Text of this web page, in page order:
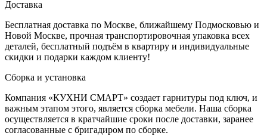
Доставка
Бесплатная доставка по Москве, ближайшему Подмосковью и
Новой Москве, прочная транспортировочная упаковка всех
деталей, бесплатный подъём в квартиру и индивидуальные
скидки и подарки каждом клиенту!
Сборка и установка
Компания «КУХНИ СМАРТ» создает гарнитуры под ключ, и
важным этапом этого, является сборка мебели. Наша сборка
осуществляется в кратчайшие сроки после доставки, заранее
согласованные с бригадиром по сборке.